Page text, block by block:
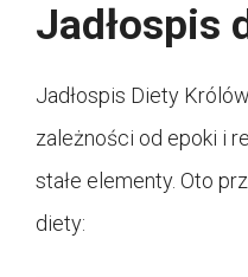
Jadłospis
Jadłospis Diety
zależności od epoki i
stałe elementy. Oto
diety: